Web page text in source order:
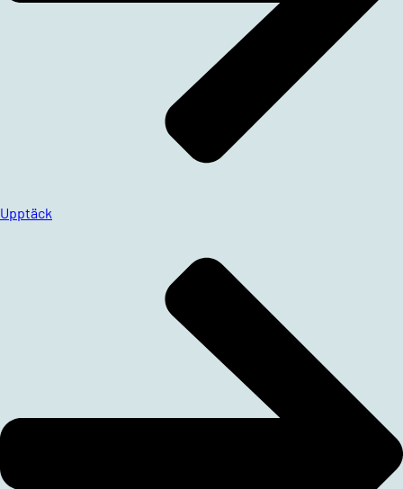
Upptäck